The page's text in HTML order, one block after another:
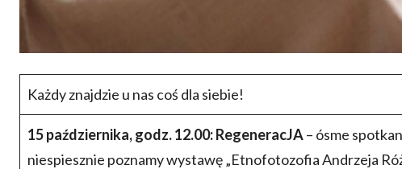
Każdy znajdzie u nas coś dla siebie!
15 października, godz. 12.00: RegeneracJA– ósme
niespiesznie poznamy wystawę „Etnofotozofia Andrzeja